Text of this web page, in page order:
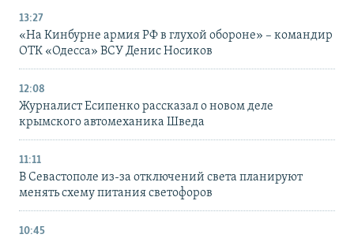
13:27
«На Кинбурне армия РФ в глухой обороне» – командир
ОТК «Одесса» ВСУ Денис Носиков
12:08
Журналист Есипенко рассказал о новом деле
крымского автомеханика Шведа
11:11
В Севастополе из-за отключений света планируют
менять схему питания светофоров
10:45